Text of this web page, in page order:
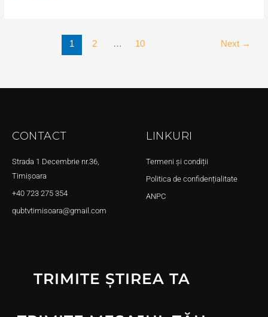
1 2 … 10 Next →
CONTACT
Strada 1 Decembrie nr.36,
Timișoara
+40 723 275 354
qubtvtimisoara@gmail.com
LINKURI
Termeni și condiții
Politica de confidențialitate
ANPC
TRIMITE ȘTIREA TA